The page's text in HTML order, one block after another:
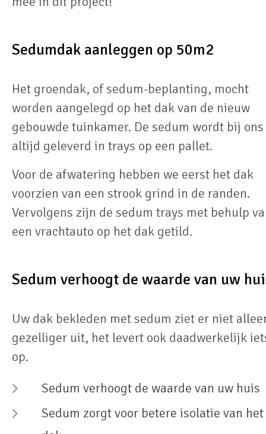
Sedumdak aanleggen op 50m2
Het groendak, of sedum-beplanting, mocht
worden aangelegd op het dak van de nieuw
gebouwde tuinkamer. De sedum wordt bij ons
altijd geleverd in trays op een pallet.
Voor de afwatering hebben we eerst het dak
voorzien van een strook grind in de randen.
Vervolgens zijn de sedum trays met behulp
een vrachtauto op het dak getild.
Sedum verhoogt de waarde van uw
Uw dak bekleden met sedum ziet er niet
gezelliger uit, het levert ook daadwerkelijk
op.
Sedum verhoogt de waarde van uw huis
Sedum zorgt voor betere isolatie van het